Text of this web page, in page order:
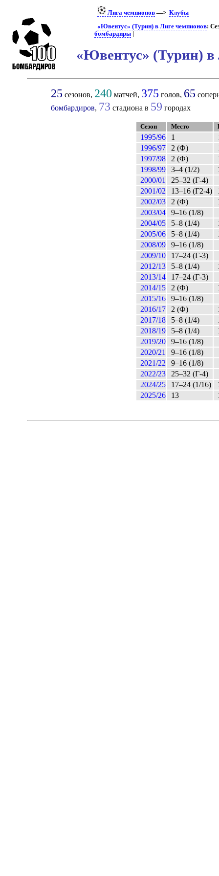
Лига чемпионов —>Клубы
«Ювентус» (Турин) в Лиге чемпионов:
бомбардиры|
«Ювентус» (Турин)
25 сезонов, 240 матчей, 375 голов, 65
бомбардиров, 73 стадиона в 59 городах
Сезон Место
1995/96 1
1996/97
2 (Ф)
1997/98
2 (Ф)
1998/99
3–4 (1/2)
2000/01
25–32 (Г-4)
2001/02
13–16 (Г2-4)
2002/03
2 (Ф)
2003/04
9–16 (1/8)
2004/05
5–8 (1/4)
2005/06
5–8 (1/4)
2008/09
9–16 (1/8)
2009/10
17–24 (Г-3)
2012/13
5–8 (1/4)
2013/14
17–24 (Г-3)
2014/15
2 (Ф)
2015/16
9–16 (1/8)
2016/17
2 (Ф)
2017/18
5–8 (1/4)
2018/19
5–8 (1/4)
2019/20
9–16 (1/8)
2020/21
9–16 (1/8)
2021/22
9–16 (1/8)
2022/23
25–32 (Г-4)
2024/25
17–24 (1/16)
2025/26
13